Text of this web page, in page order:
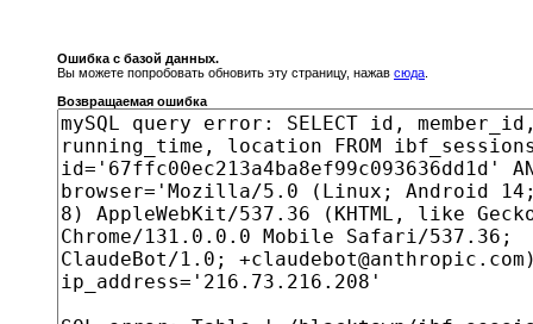
Ошибка с базой данных.
Вы можете попробовать обновить эту страницу, нажав сюда
Возвращаемая ошибка